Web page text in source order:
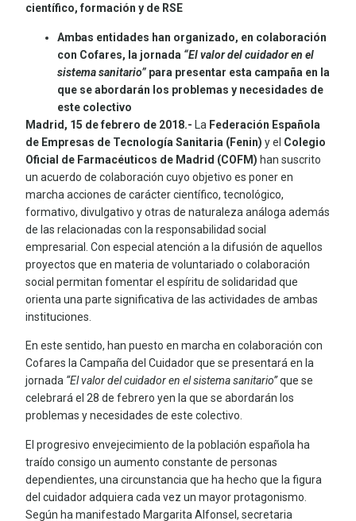
científico, formación y de RSE
Ambas entidades han organizado, en colaboración
con Cofares, la jornada “El valor del cuidador en el
sistema sanitario” para presentar esta campaña en la
que se abordarán los problemas y necesidades de
este colectivo
Madrid, 15 de febrero de 2018.- La Federación Española
de Empresas de Tecnología Sanitaria (Fenin) y el Colegio
Oficial de Farmacéuticos de Madrid (COFM) han suscrito
un acuerdo de colaboración cuyo objetivo es poner en
marcha acciones de carácter científico, tecnológico,
formativo, divulgativo y otras de naturaleza análoga además
de las relacionadas con la responsabilidad social
empresarial. Con especial atención a la difusión de aquellos
proyectos que en materia de voluntariado o colaboración
social permitan fomentar el espíritu de solidaridad que
orienta una parte significativa de las actividades de ambas
instituciones.
En este sentido, han puesto en marcha en colaboración con
Cofares la Campaña del Cuidador que se presentará en la
jornada “El valor del cuidador en el sistema sanitario”que se
celebrará el 28 de febrero yen la que se abordarán los
problemas y necesidades de este colectivo.
El progresivo envejecimiento de la población española ha
traído consigo un aumento constante de personas
dependientes, una circunstancia que ha hecho que la figura
del cuidador adquiera cada vez un mayor protagonismo.
Según ha manifestado Margarita Alfonsel, secretaria